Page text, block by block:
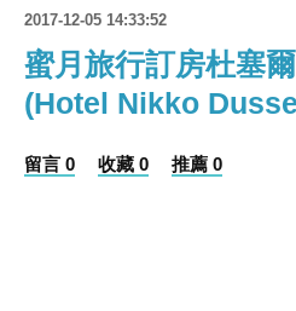
2017-12-05 14:33:52
蜜月旅行訂房杜塞
(Hotel Nikko
留言 0 收藏 0 推薦 0